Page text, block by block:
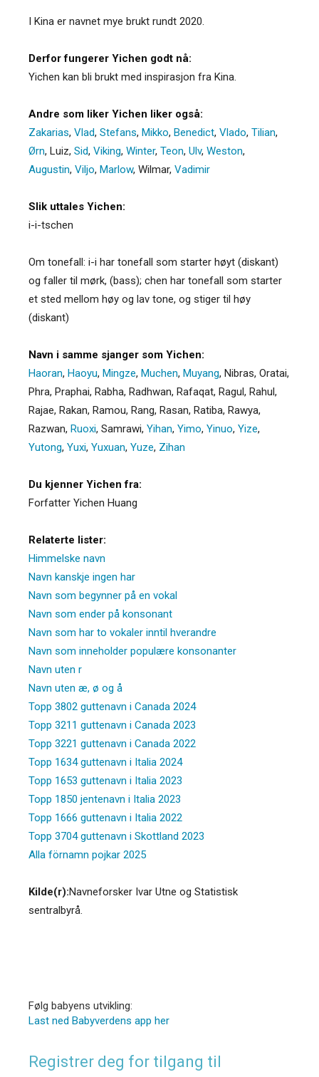
I Kina er navnet mye brukt rundt 2020.
Derfor fungerer Yichen godt nå:
Yichen kan bli brukt med inspirasjon fra Kina.
Andre som liker Yichen liker også:
Zakarias, Vlad, Stefans, Mikko, Benedict, Vlado, Tilian,
Ørn, Luiz, Sid, Viking, Winter, Teon, Ulv, Weston,
Augustin, Viljo, Marlow, Wilmar, Vadimir
Slik uttales Yichen:
i-i-tschen
Om tonefall: i-i har tonefall som starter høyt (diskant)
og faller til mørk, (bass); chen har tonefall som starter
et sted mellom høy og lav tone, og stiger til høy
(diskant)
Navn i samme sjanger som Yichen:
Haoran, Haoyu, Mingze, Muchen, Muyang, Nibras, Oratai,
Phra, Praphai, Rabha, Radhwan, Rafaqat, Ragul, Rahul,
Rajae, Rakan, Ramou, Rang, Rasan, Ratiba, Rawya,
Razwan, Ruoxi, Samrawi, Yihan, Yimo, Yinuo, Yize,
Yutong, Yuxi, Yuxuan, Yuze, Zihan
Du kjenner Yichen fra:
Forfatter Yichen Huang
Relaterte lister:
Himmelske navn
Navn kanskje ingen har
Navn som begynner på en vokal
Navn som ender på konsonant
Navn som har to vokaler inntil hverandre
Navn som inneholder populære konsonanter
Navn uten r
Navn uten æ, ø og å
Topp 3802 guttenavn i Canada 2024
Topp 3211 guttenavn i Canada 2023
Topp 3221 guttenavn i Canada 2022
Topp 1634 guttenavn i Italia 2024
Topp 1653 guttenavn i Italia 2023
Topp 1850 jentenavn i Italia 2023
Topp 1666 guttenavn i Italia 2022
Topp 3704 guttenavn i Skottland 2023
Alla förnamn pojkar 2025
Kilde(r):Navneforsker Ivar Utne og Statistisk
sentralbyrå.
Følg babyens utvikling:
Last ned Babyverdens app her
Registrer deg for tilgang til